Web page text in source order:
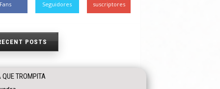
Fans Seguidores suscriptores
POSTS
TROMPITA